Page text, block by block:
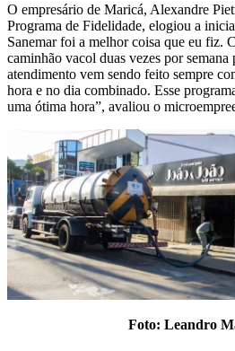
O empresário de Maricá, Alexandre
Programa de Fidelidade, elogiou a
Sanemar foi a melhor coisa que eu fiz.
caminhão vacol duas vezes por semana
atendimento vem sendo feito sempre
hora e no dia combinado. Esse
uma ótima hora”, avaliou o
Foto: Leandro